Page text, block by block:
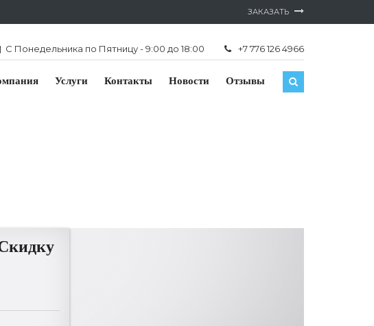
ЗАКАЗАТЬ
С Понедельника по Пятницу - 9:00 до 18:00 +7 776 126 4966
Услуги Контакты Новости Отзывы